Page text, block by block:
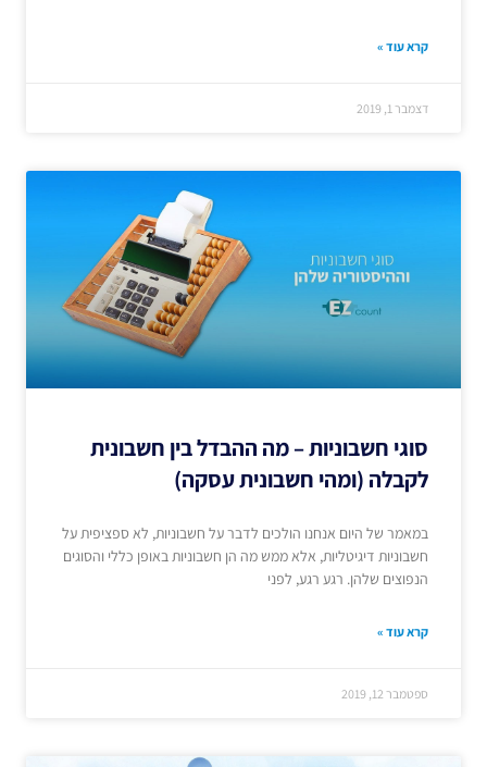
קרא עוד »
דצמבר 1, 2019
סוגי חשבוניות – מה ההבדל בין חשבונית
לקבלה (ומהי חשבונית עסקה)
במאמר של היום אנחנו הולכים לדבר על חשבוניות, לא ספציפית על
חשבוניות דיגיטליות, אלא ממש מה הן חשבוניות באופן כללי והסוגים
הנפוצים שלהן. רגע רגע, לפני
קרא עוד »
ספטמבר 12, 2019